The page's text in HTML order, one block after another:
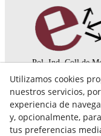
Pol. Ind. Coll de
08110 Montcada i
935 829 999
Utilizamos cookies
nuestros servicios,
experiencia de
y, opcionalmente,
tus preferencias